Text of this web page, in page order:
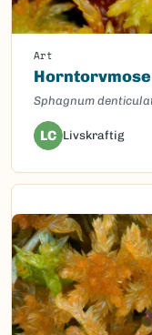
Art
Horntorvmose
Sphagnum
LC Livskraftig